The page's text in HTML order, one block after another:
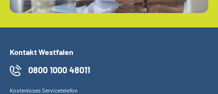
Kontakt Westfalen
0800 1000 48011
Kostenloses Servicetelefon